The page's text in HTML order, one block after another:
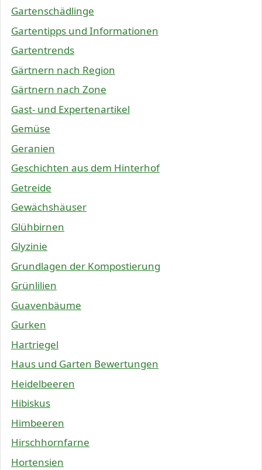
Gartenschädlinge
Gartentipps und Informationen
Gartentrends
Gärtnern nach Region
Gärtnern nach Zone
Gast- und Expertenartikel
Gemüse
Geranien
Geschichten aus dem Hinterhof
Getreide
Gewächshäuser
Glühbirnen
Glyzinie
Grundlagen der Kompostierung
Grünlilien
Guavenbäume
Gurken
Hartriegel
Haus und Garten Bewertungen
Heidelbeeren
Hibiskus
Himbeeren
Hirschhornfarne
Hortensien